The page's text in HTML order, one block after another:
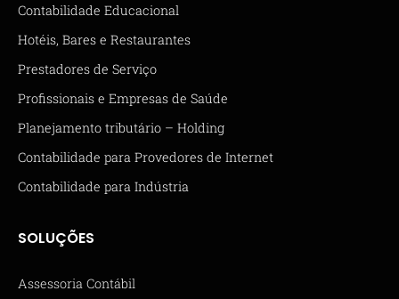
Contabilidade Educacional
Hotéis, Bares e Restaurantes
Prestadores de Serviço
Profissionais e Empresas de Saúde
Planejamento tributário – Holding
Contabilidade para Provedores de Internet
Contabilidade para Indústria
SOLUÇÕES
Assessoria Contábil